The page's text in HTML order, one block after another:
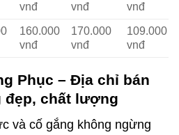
vnđ
vnđ
vnđ
160.000
vnđ
170.000
vnđ
109.000
vnđ
Phục – Địa chỉ bán
đẹp, chất lượng
và cố gắng không ngừng